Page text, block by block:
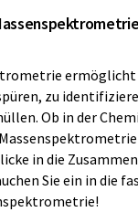
ermöglicht
zu
Ob in der
in die
Sie ein in die